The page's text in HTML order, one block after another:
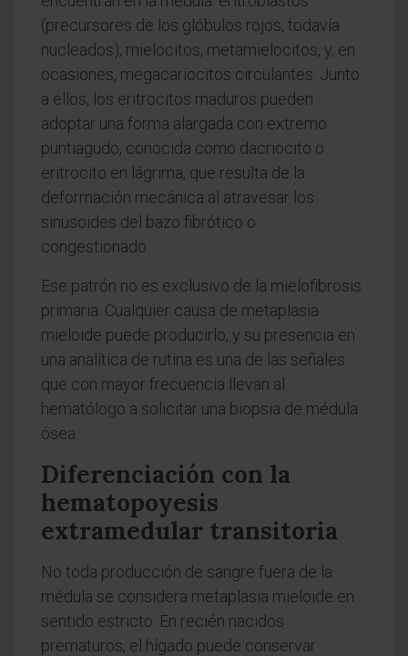
(precursores de los glóbulos rojos, todavía
nucleados), mielocitos, metamielocitos, y, en
ocasiones, megacariocitos circulantes. Junto
a ellos, los eritrocitos maduros pueden
adoptar una forma alargada con extremo
puntiagudo, conocida como dacriocito o
eritrocito en lágrima, que resulta de la
deformación mecánica al atravesar los
sinusoides del bazo fibrótico o
congestionado.
Ese patrón no es exclusivo de la mielofibrosis
primaria. Cualquier causa de metaplasia
mieloide puede producirlo, y su presencia en
una analítica de rutina es una de las señales
que con mayor frecuencia llevan al
hematólogo a solicitar una biopsia de médula
ósea.
Diferenciación con la
hematopoyesis
extramedular transitoria
No toda producción de sangre fuera de la
médula se considera metaplasia mieloide en
sentido estricto. En recién nacidos
prematuros, el hígado puede conservar